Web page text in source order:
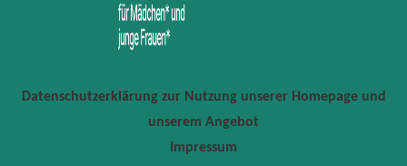
Datenschutzerklärung zur Nutzung unserer Homepage und
unserem Angebot
Impressum